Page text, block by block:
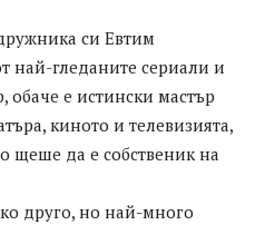
си Евтим
най-гледаните сериали и
е истински мастър
киното и телевизията,
щеше да е собственик на
друго, но най-много